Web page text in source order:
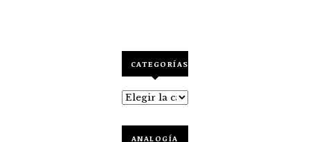
CATEGORÍAS
Categorías
ANALOGÍA